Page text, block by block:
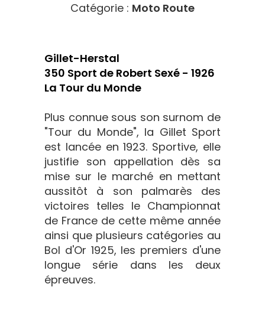
Catégorie : Moto Route
Gillet-Herstal
350 Sport de Robert Sexé - 1926
La Tour du Monde
Plus connue sous son surnom de
"Tour du Monde", la Gillet Sport
est lancée en 1923. Sportive, elle
justifie son appellation dès sa
mise sur le marché en mettant
aussitôt à son palmarès des
victoires telles le Championnat
de France de cette même année
ainsi que plusieurs catégories au
Bol d'Or 1925, les premiers d'une
longue série dans les deux
épreuves.